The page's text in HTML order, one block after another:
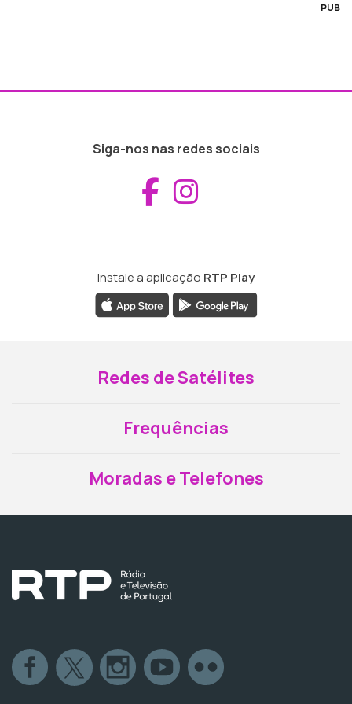
PUB
Siga-nos nas redes sociais
Aceder ao
Instale a aplicação RTP Play
Redes de Satélites
Frequências
Moradas e Telefones